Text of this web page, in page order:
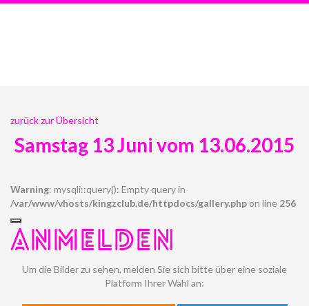
zurück zur Übersicht
Samstag 13 Juni vom 13.06.2015
Warning: mysqli::query(): Empty query in
/var/www/vhosts/kingzclub.de/httpdocs/gallery.php on line 256
ANMELDEN
Um die Bilder zu sehen, melden Sie sich bitte über eine soziale
Platform Ihrer Wahl an: